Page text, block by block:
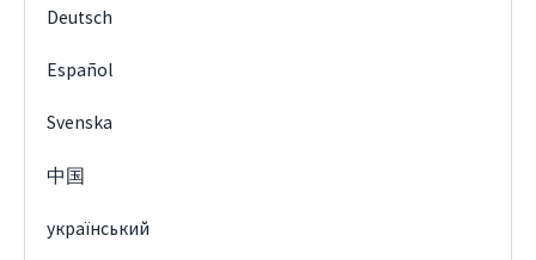
Deutsch
Español
Svenska
中国
український